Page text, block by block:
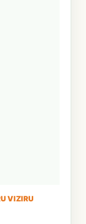
VIZIRU